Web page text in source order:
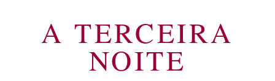
A TERCEIRA
NOITE